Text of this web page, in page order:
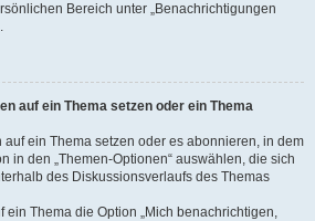
Bereich unter „Benachrichtigungen
auf ein Thema setzen oder ein Thema
ein Thema setzen oder es abonnieren, in dem
in den „Themen-Optionen“ auswählen, die sich
des Diskussionsverlaufs des Themas
ein Thema die Option „Mich benachrichtigen,